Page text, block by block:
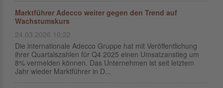
Marktführer Adecco weiter gegen den Trend auf
Wachstumskurs
24.03.2026 10:22
Die internationale Adecco Gruppe hat mit Veröffentlichung
ihrer Quartalszahlen für Q4 2025 einen Umsatzanstieg um
8% vermelden können. Das Unternehmen ist seit letztem
Jahr wieder Marktführer in D...